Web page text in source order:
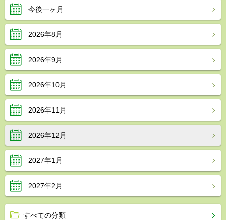
今後一ヶ月
2026年8月
2026年9月
2026年10月
2026年11月
2026年12月
2027年1月
2027年2月
すべての分類